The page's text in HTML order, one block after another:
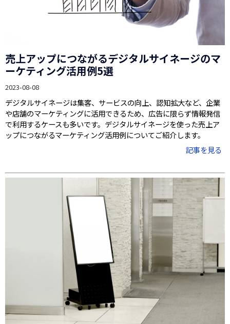
売上アップにつながるデジタルサイネージのマ
ーケティング活用例5選
2023-08-08
デジタルサイネージは集客、サービスの向上、認知拡大など、企業
や店舗のマーケティングに活用できるため、広告に限らず情報発信
で利用するケースも多いです。デジタルサイネージを使った売上ア
ップにつながるマーケティング活用例についてご紹介します。
記事を見る